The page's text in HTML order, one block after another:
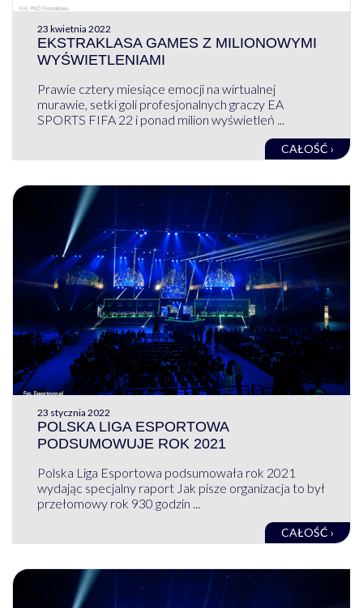
23 kwietnia 2022
EKSTRAKLASA GAMES Z MILIONOWYMI
WYŚWIETLENIAMI
Prawie cztery miesiące emocji na wirtualnej
murawie, setki goli profesjonalnych graczy EA
SPORTS FIFA 22 i ponad milion wyświetleń ...
CAŁOŚĆ ›
23 stycznia 2022
POLSKA LIGA ESPORTOWA
PODSUMOWUJE ROK 2021
Polska Liga Esportowa podsumowała rok 2021
wydając specjalny raport Jak pisze organizacja to był
przełomowy rok 930 godzin ...
CAŁOŚĆ ›